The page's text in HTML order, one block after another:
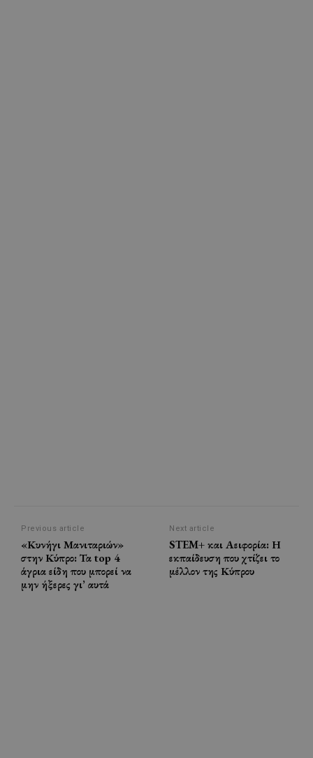
Previous article
«Κυνήγι Μανιταριών»
στην Κύπρο: Τα top 4
άγρια είδη που μπορεί να
μην ήξερες γι’ αυτά
Next article
STEM+ και Αειφορία: Η
εκπαίδευση που χτίζει το
μέλλον της Κύπρου